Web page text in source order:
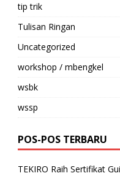
tip trik
Tulisan Ringan
Uncategorized
workshop / mbengkel
wsbk
wssp
POS-POS TERBARU
TEKIRO Raih Sertifikat